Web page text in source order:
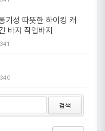
기성 따뜻한 하이킹 캐
바지 작업바지
341
340
검색